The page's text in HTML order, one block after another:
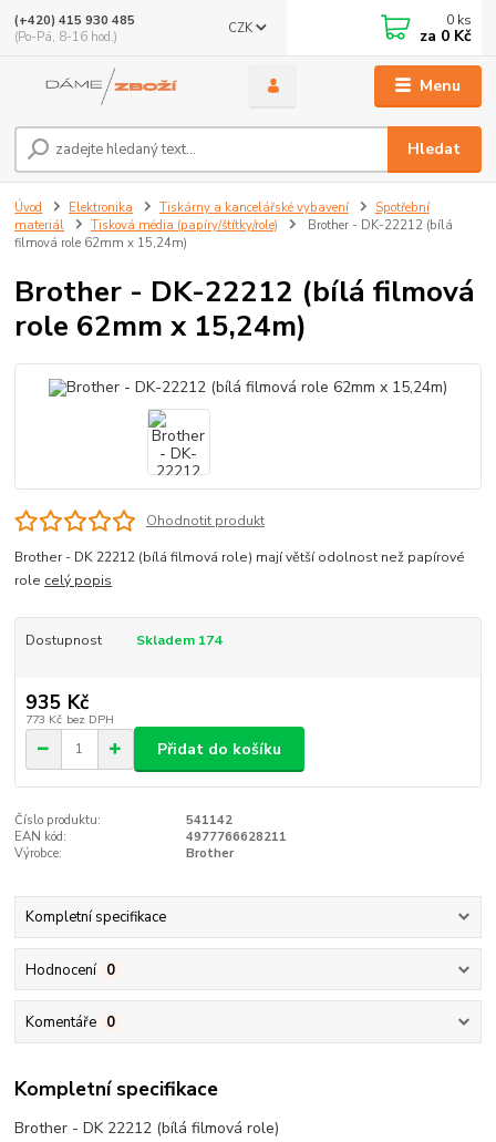
Menu
CZK
Hledat
(+420) 415 930 485
(Po-Pá, 8-16 hod.)
0 ks
za 0 Kč
Úvod Elektronika Tiskárny a kancelářské vybavení
Spotřební
materiál
Tisková média (papíry/štítky/role)
Brother - DK-22212 (bílá
filmová role 62mm x 15,24m)
Brother - DK-22212 (bílá filmová
role 62mm x 15,24m)
Ohodnotit produkt
Brother - DK 22212 (bílá filmová role) mají větší odolnost než papírové
role celý popis
Dostupnost Skladem 174
935 Kč
773 Kč bez DPH
Přidat do košíku
Číslo produktu:
541142
EAN kód:
4977766628211
Výrobce:
Brother
Kompletní specifikace
Hodnocení 0
Komentáře 0
Kompletní specifikace
Brother - DK 22212 (bílá filmová role)